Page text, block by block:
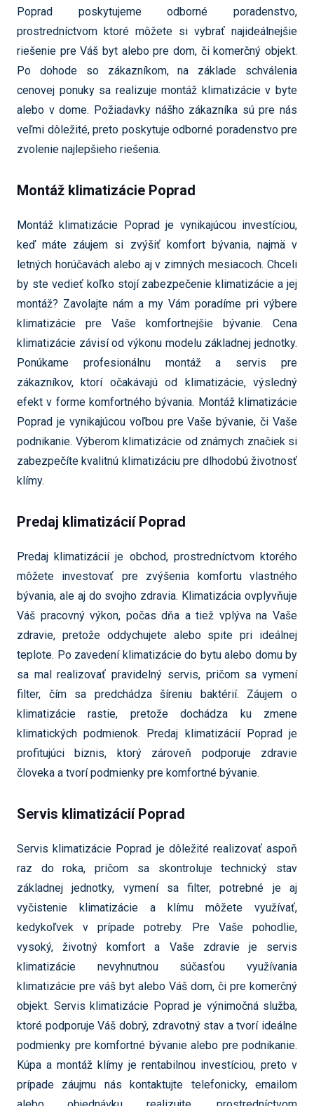
Poprad poskytujeme odborné poradenstvo,
prostredníctvom ktoré môžete si vybrať najideálnejšie
riešenie pre Váš byt alebo pre dom, či komerčný objekt.
Po dohode so zákazníkom, na základe schválenia
cenovej ponuky sa realizuje montáž klimatizácie v byte
alebo v dome. Požiadavky nášho zákazníka sú pre nás
veľmi dôležité, preto poskytuje odborné poradenstvo pre
zvolenie najlepšieho riešenia.
Montáž klimatizácie Poprad
Montáž klimatizácie Poprad je vynikajúcou investíciou,
keď máte záujem si zvýšiť komfort bývania, najmä v
letných horúčavách alebo aj v zimných mesiacoch. Chceli
by ste vedieť koľko stojí zabezpečenie klimatizácie a jej
montáž? Zavolajte nám a my Vám poradíme pri výbere
klimatizácie pre Vaše komfortnejšie bývanie. Cena
klimatizácie závisí od výkonu modelu základnej jednotky.
Ponúkame profesionálnu montáž a servis pre
zákazníkov, ktorí očakávajú od klimatizácie, výsledný
efekt v forme komfortného bývania. Montáž klimatizácie
Poprad je vynikajúcou voľbou pre Vaše bývanie, či Vaše
podnikanie. Výberom klimatizácie od známych značiek si
zabezpečíte kvalitnú klimatizáciu pre dlhodobú životnosť
klímy.
Predaj klimatizácií Poprad
Predaj klimatizácií je obchod, prostredníctvom ktorého
môžete investovať pre zvýšenia komfortu vlastného
bývania, ale aj do svojho zdravia. Klimatizácia ovplyvňuje
Váš pracovný výkon, počas dňa a tiež vplýva na Vaše
zdravie, pretože oddychujete alebo spite pri ideálnej
teplote. Po zavedení klimatizácie do bytu alebo domu by
sa mal realizovať pravidelný servis, pričom sa vymení
filter, čím sa predchádza šíreniu baktérií. Záujem o
klimatizácie rastie, pretože dochádza ku zmene
klimatických podmienok. Predaj klimatizácií Poprad je
profitujúci biznis, ktorý zároveň podporuje zdravie
človeka a tvorí podmienky pre komfortné bývanie.
Servis klimatizácií Poprad
Servis klimatizácie Poprad je dôležité realizovať aspoň
raz do roka, pričom sa skontroluje technický stav
základnej jednotky, vymení sa filter, potrebné je aj
vyčistenie klimatizácie a klímu môžete využívať,
kedykoľvek v prípade potreby. Pre Vaše pohodlie,
vysoký, životný komfort a Vaše zdravie je servis
klimatizácie nevyhnutnou súčasťou využívania
klimatizácie pre váš byt alebo Váš dom, či pre komerčný
objekt. Servis klimatizácie Poprad je výnimočná služba,
ktoré podporuje Váš dobrý, zdravotný stav a tvorí ideálne
podmienky pre komfortné bývanie alebo pre podnikanie.
Kúpa a montáž klímy je rentabilnou investíciou, preto v
prípade záujmu nás kontaktujte telefonicky, emailom